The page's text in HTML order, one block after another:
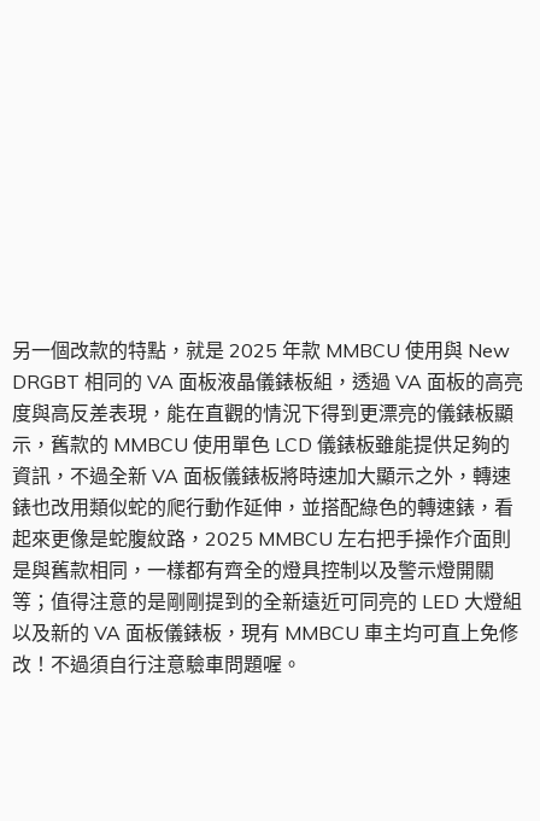
另一個改款的特點，就是 2025 年款 MMBCU 使用與 New
DRGBT 相同的 VA 面板液晶儀錶板組，透過 VA 面板的高亮
度與高反差表現，能在直觀的情況下得到更漂亮的儀錶板顯
示，舊款的 MMBCU 使用單色 LCD 儀錶板雖能提供足夠的
資訊，不過全新 VA 面板儀錶板將時速加大顯示之外，轉速
錶也改用類似蛇的爬行動作延伸，並搭配綠色的轉速錶，看
起來更像是蛇腹紋路，2025 MMBCU 左右把手操作介面則
是與舊款相同，一樣都有齊全的燈具控制以及警示燈開關
等；值得注意的是剛剛提到的全新遠近可同亮的 LED 大燈組
以及新的 VA 面板儀錶板，現有 MMBCU 車主均可直上免修
改！不過須自行注意驗車問題喔。